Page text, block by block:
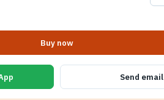
Buy now
Send email